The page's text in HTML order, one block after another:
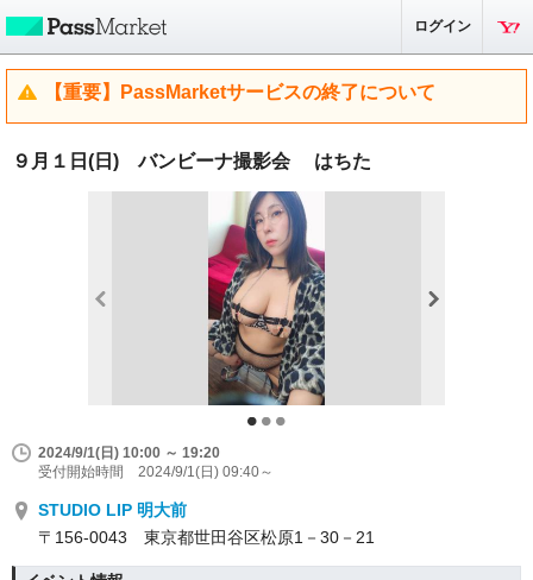
ログイン
【重要】PassMarketサービスの終了について
９月１日(日) バンビーナ撮影会 はちた
2024/9/1(日) 10:00 ～ 19:20
受付開始時間 2024/9/1(日) 09:40～
STUDIO LIP 明大前
〒156-0043 東京都世田谷区松原1－30－21